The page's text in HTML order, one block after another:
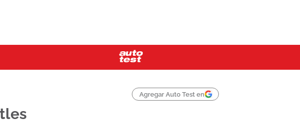
Agregar Auto Test en